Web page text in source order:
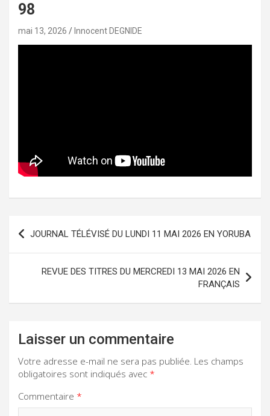
98
mai 13, 2026 Innocent DEGNIDE
Navigation
de
l’article
JOURNAL TÉLÉVISÉ DU LUNDI 11 MAI 2026 EN YORUBA
REVUE DES TITRES DU MERCREDI 13 MAI 2026 EN
FRANÇAIS
Laisser un commentaire
Votre adresse e-mail ne sera pas publiée. Les champs
obligatoires sont indiqués avec *
Commentaire *